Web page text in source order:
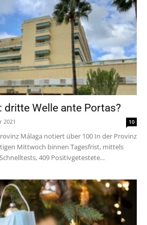
dritte Welle ante Portas?
2021 10
Málaga notiert über 100 In der Provinz
Mittwoch binnen Tagesfrist, mittels
409 Positivgetestete...